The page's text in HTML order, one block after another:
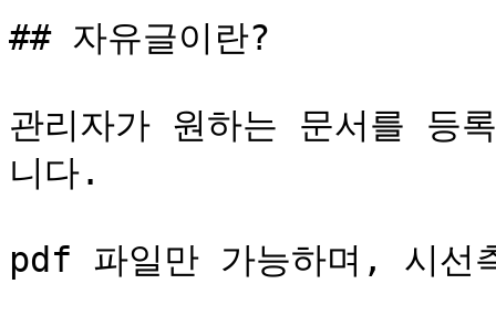
## 자유글이란?
관리자가 원하는 문서를 등
니다.
pdf 파일만 가능하며, 시선